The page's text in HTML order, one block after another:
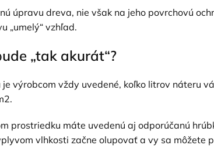
úpravu dreva, nie však na jeho povrchovú
„umelý“ vzhľad.
„tak akurát“?
výrobcom vždy uvedené, koľko litrov náteru
prostriedku máte uvedenú aj odporúčanú
vlhkosti začne olupovať a vy sa